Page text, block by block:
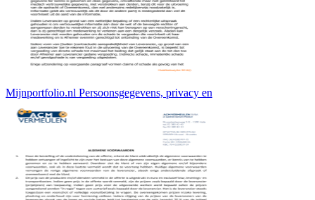
Mijnportfolio.nl Persoonsgegevens, privacy en